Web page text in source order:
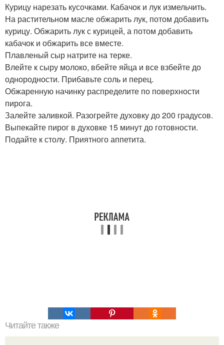
Курицу нарезать кусочками. Кабачок и лук измельчить.
На растительном масле обжарить лук, потом добавить
курицу. Обжарить лук с курицей, а потом добавить
кабачок и обжарить все вместе.
Плавленый сыр натрите на терке.
Влейте к сыру молоко, вбейте яйца и все взбейте до
однородности. Прибавьте соль и перец.
Обжаренную начинку распределите по поверхности
пирога.
Залейте заливкой. Разогрейте духовку до 200 градусов.
Выпекайте пирог в духовке 15 минут до готовности.
Подайте к столу. Приятного аппетита.
Читайте также